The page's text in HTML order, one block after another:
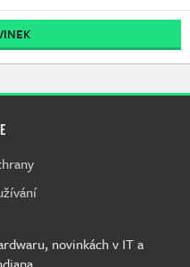
novinkách v IT a